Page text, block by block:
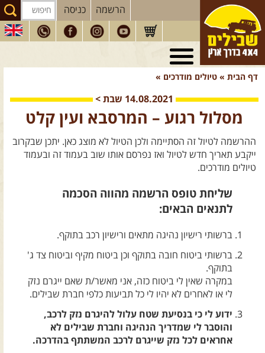
הרשמה כניסה
טיולי 4X4
בארץ
המדריכיםשלנו
הירשמו לניוזלטר שבילים
צרו קשר עם שבילים
אודות יואב קווה והאתר שבילים
דף הבית » טיולים מודרכים »
14.08.2021 שבת >
מסלול רגוע – המרסבא ועין קלט
ההרשמה לטיול זה הסתיימה ולכן הטיול לא מוצג כאן. יתכן שבקרוב
ייקבע תאריך חדש לטיול ואז נפרסם אותו שוב בעמוד זה ובעמוד
טיולים מודרכים.
שליחת טופס הרשמה מהווה הסכמה
לתנאים הבאים:
ברשותי רישיון נהיגה מתאים ורישיון רכב בתוקף.
ברשותי ביטוח חובה בתוקף וכן ביטוח מקיף וביטוח צד ג'
בתוקף.
במקרה שאין לי ביטוח כזה, אני מאשר/ת שאם ייגרם נזק
לי או לאחרים לא יהיו לי כל תביעות כלפי חברת שבילים.
ידוע לי כי בנסיעת שטח עלול להיגרם נזק לרכב,
והוסבר לי שמדריך הנהיגה וחברת שבילים לא
אחראים לכל נזק שייגרם לרכב המשתתף בהדרכה.